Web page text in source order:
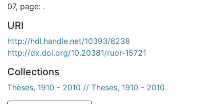
07, page: .
URI
http://hdl.handle.net/10393/8238
http://dx.doi.org/10.20381/ruor-15721
Collections
Thèses, 1910 - 2010 // Theses, 1910 - 2010